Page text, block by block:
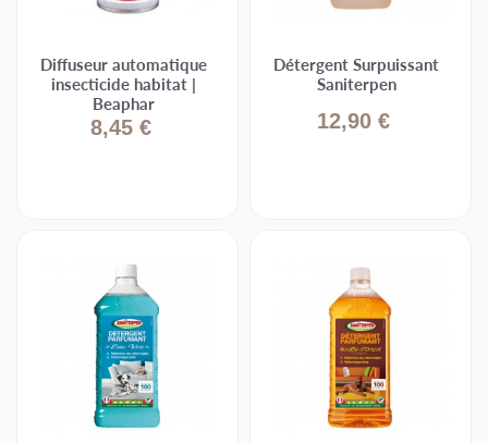
Diffuseur automatique
insecticide habitat |
Beaphar
8,45 €
Détergent Surpuissant
Saniterpen
12,90 €